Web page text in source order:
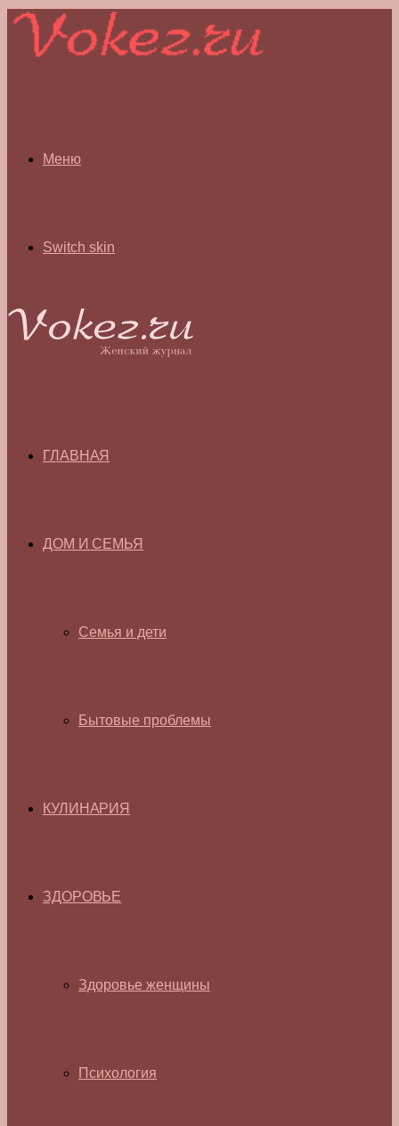
Меню
Switch skin
ГЛАВНАЯ
ДОМ И СЕМЬЯ
Семья и дети
Бытовые проблемы
КУЛИНАРИЯ
ЗДОРОВЬЕ
Здоровье женщины
Психология